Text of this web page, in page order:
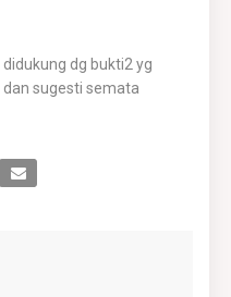
dg bukti2 yg
sugesti semata